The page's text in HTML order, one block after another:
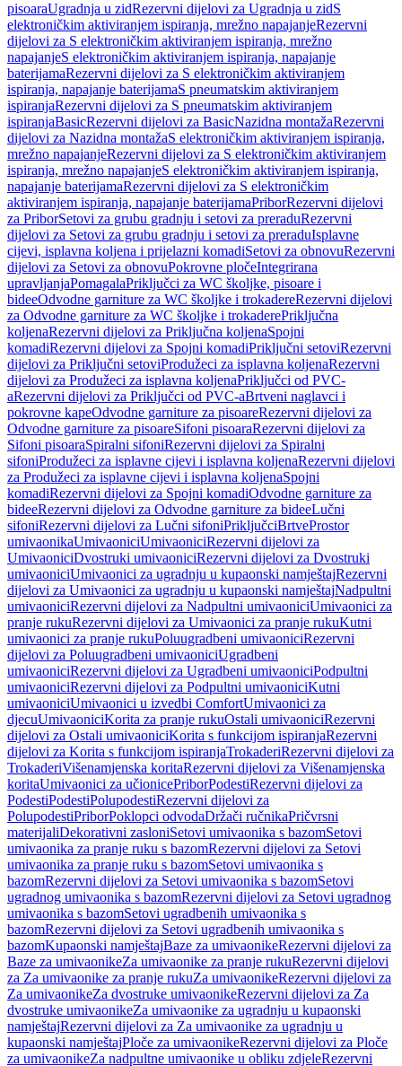
pisoaraUgradnja u zidRezervni dijelovi za Ugradnja u zidS
elektroničkim aktiviranjem ispiranja, mrežno napajanjeRezervni
dijelovi za S elektroničkim aktiviranjem ispiranja, mrežno
napajanjeS elektroničkim aktiviranjem ispiranja, napajanje
baterijamaRezervni dijelovi za S elektroničkim aktiviranjem
ispiranja, napajanje baterijamaS pneumatskim aktiviranjem
ispiranjaRezervni dijelovi za S pneumatskim aktiviranjem
ispiranjaBasicRezervni dijelovi za BasicNazidna montažaRezervni
dijelovi za Nazidna montažaS elektroničkim aktiviranjem ispiranja,
mrežno napajanjeRezervni dijelovi za S elektroničkim aktiviranjem
ispiranja, mrežno napajanjeS elektroničkim aktiviranjem ispiranja,
napajanje baterijamaRezervni dijelovi za S elektroničkim
aktiviranjem ispiranja, napajanje baterijamaPriborRezervni dijelovi
za PriborSetovi za grubu gradnju i setovi za preraduRezervni
dijelovi za Setovi za grubu gradnju i setovi za preraduIsplavne
cijevi, isplavna koljena i prijelazni komadiSetovi za obnovuRezervni
dijelovi za Setovi za obnovuPokrovne pločeIntegrirana
upravljanjaPomagalaPriključci za WC školjke, pisoare i
bideeOdvodne garniture za WC školjke i trokadereRezervni dijelovi
za Odvodne garniture za WC školjke i trokaderePriključna
koljenaRezervni dijelovi za Priključna koljenaSpojni
komadiRezervni dijelovi za Spojni komadiPriključni setoviRezervni
dijelovi za Priključni setoviProdužeci za isplavna koljenaRezervni
dijelovi za Produžeci za isplavna koljenaPriključci od PVC-
aRezervni dijelovi za Priključci od PVC-aBrtveni naglavci i
pokrovne kapeOdvodne garniture za pisoareRezervni dijelovi za
Odvodne garniture za pisoareSifoni pisoaraRezervni dijelovi za
Sifoni pisoaraSpiralni sifoniRezervni dijelovi za Spiralni
sifoniProdužeci za isplavne cijevi i isplavna koljenaRezervni dijelovi
za Produžeci za isplavne cijevi i isplavna koljenaSpojni
komadiRezervni dijelovi za Spojni komadiOdvodne garniture za
bideeRezervni dijelovi za Odvodne garniture za bideeLučni
sifoniRezervni dijelovi za Lučni sifoniPriključciBrtveProstor
umivaonikaUmivaoniciUmivaoniciRezervni dijelovi za
UmivaoniciDvostruki umivaoniciRezervni dijelovi za Dvostruki
umivaoniciUmivaonici za ugradnju u kupaonski namještajRezervni
dijelovi za Umivaonici za ugradnju u kupaonski namještajNadpultni
umivaoniciRezervni dijelovi za Nadpultni umivaoniciUmivaonici za
pranje rukuRezervni dijelovi za Umivaonici za pranje rukuKutni
umivaonici za pranje rukuPoluugradbeni umivaoniciRezervni
dijelovi za Poluugradbeni umivaoniciUgradbeni
umivaoniciRezervni dijelovi za Ugradbeni umivaoniciPodpultni
umivaoniciRezervni dijelovi za Podpultni umivaoniciKutni
umivaoniciUmivaonici u izvedbi ComfortUmivaonici za
djecuUmivaoniciKorita za pranje rukuOstali umivaoniciRezervni
dijelovi za Ostali umivaoniciKorita s funkcijom ispiranjaRezervni
dijelovi za Korita s funkcijom ispiranjaTrokaderiRezervni dijelovi za
TrokaderiVišenamjenska koritaRezervni dijelovi za Višenamjenska
koritaUmivaonici za učionicePriborPodestiRezervni dijelovi za
PodestiPodestiPolupodestiRezervni dijelovi za
PolupodestiPriborPoklopci odvodaDržači ručnikaPričvrsni
materijaliDekorativni zasloniSetovi umivaonika s bazomSetovi
umivaonika za pranje ruku s bazomRezervni dijelovi za Setovi
umivaonika za pranje ruku s bazomSetovi umivaonika s
bazomRezervni dijelovi za Setovi umivaonika s bazomSetovi
ugradnog umivaonika s bazomRezervni dijelovi za Setovi ugradnog
umivaonika s bazomSetovi ugradbenih umivaonika s
bazomRezervni dijelovi za Setovi ugradbenih umivaonika s
bazomKupaonski namještajBaze za umivaonikeRezervni dijelovi za
Baze za umivaonikeZa umivaonike za pranje rukuRezervni dijelovi
za Za umivaonike za pranje rukuZa umivaonikeRezervni dijelovi za
Za umivaonikeZa dvostruke umivaonikeRezervni dijelovi za Za
dvostruke umivaonikeZa umivaonike za ugradnju u kupaonski
namještajRezervni dijelovi za Za umivaonike za ugradnju u
kupaonski namještajPloče za umivaonikeRezervni dijelovi za Ploče
za umivaonikeZa nadpultne umivaonike u obliku zdjeleRezervni